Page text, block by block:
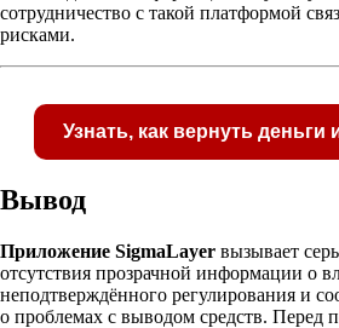
сотрудничество с такой платформой
рисками.
Узнать, как вернуть
Получите бесплатную
средств
Вывод
Приложение SigmaLayer вызывает
отсутствия прозрачной информации о
неподтверждённого регулирования и
о проблемах с выводом средств. Перед